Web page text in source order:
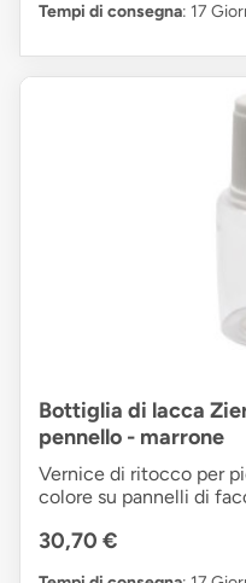
Tempi di consegna: 17
Bottiglia di lacca
pennello - marrone
Vernice di ritocco per
colore su pannelli di
30,70 €